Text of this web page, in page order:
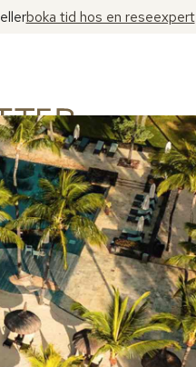
ellerboka tid hos en reseexpert